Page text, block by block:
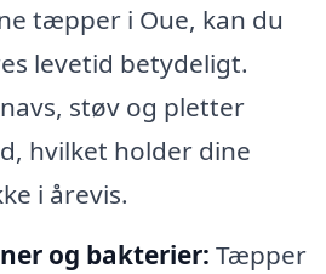
tæpper i Oue, kan du
levetid betydeligt.
støv og pletter
hvilket holder dine
i årevis.
og bakterier: Tæpper